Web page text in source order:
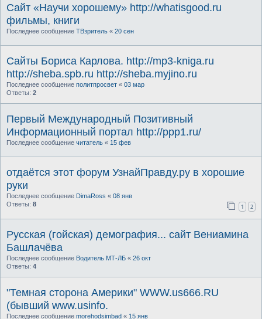
Сайт «Научи хорошему» http://whatisgood.ru
фильмы, книги
Последнее сообщение ТВзритель « 20 сен
Сайты Бориса Карлова. http://mp3-kniga.ru
http://sheba.spb.ru http://sheba.myjino.ru
Последнее сообщение политпросвет « 03 мар
Ответы: 2
Первый Международный Позитивный
Информационный портал http://ppp1.ru/
Последнее сообщение читатель « 15 фев
отдаётся этот форум УзнайПравду.ру в хорошие
руки
Последнее сообщение DimaRoss « 08 янв
Ответы: 8 1 2
Русская (гойская) демография... сайт Вениамина
Башлачёва
Последнее сообщение Водитель МТ-ЛБ « 26 окт
Ответы: 4
"Темная сторона Америки" WWW.us666.RU
(бывший www.usinfo.
Последнее сообщение morehodsimbad « 15 янв